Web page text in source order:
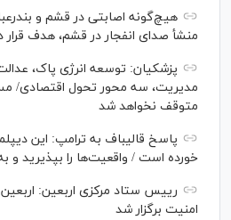
هیچ‌گونه اصابتی در قشم و
منشأ صدای انفجار در قشم، هدف
پزشکیان: توسعه انرژی پاک،
مدیریت، سه محور تحول اقتصادی/
متوقف نخواهد شد
پاسخ قالیباف به ترامپ: این
خورده است / واقعیت‌ها را بپذیرید و
امنیت برگزار شد